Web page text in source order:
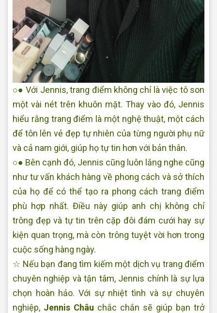
○● Với Jennis, trang điểm không chỉ là việc tô son
một vài nét trên khuôn mặt. Thay vào đó, Jennis
hiểu rằng trang điểm là một nghệ thuật, một cách
để tôn lên vẻ đẹp tự nhiên của từng người phụ nữ
và cả nam giới, giúp họ tự tin hơn với bản thân.
○● Bên cạnh đó, Jennis cũng luôn lắng nghe cũng
như tư vấn khách hàng về phong cách và sở thích
của họ để có thể tạo ra phong cách trang điểm
phù hợp nhất. Điều này giúp anh chị không chỉ
trông đẹp và tự tin trên cặp đôi đám cưới hay sự
kiện quan trọng, mà còn trông tuyệt vời hơn trong
cuộc sống hàng ngày.
☆ Nếu bạn đang tìm kiếm một dịch vụ trang điểm
chuyên nghiệp và tận tâm, Jennis chính là sự lựa
chọn hoàn hảo. Với sự nhiệt tình và sự chuyên
nghiệp, Jennis Châu chắc chắn sẽ giúp bạn trở